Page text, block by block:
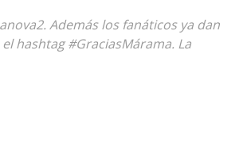
Diario
Además los fanáticos ya dan
hashtag #GraciasMárama. La